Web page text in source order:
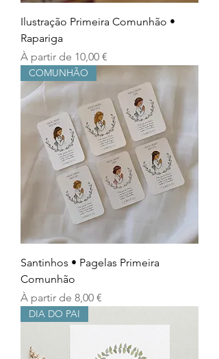
Ilustração Primeira Comunhão •
Rapariga
À partir de 10,00 €
Prix promotionnel
COMUNHÃO
Santinhos • Pagelas Primeira
Comunhão
À partir de 8,00 €
Prix promotionnel
DIA DO PAI